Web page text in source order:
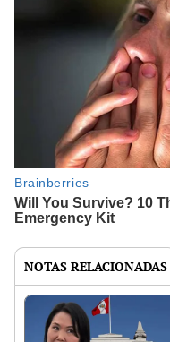
NOTAS RELACIONADAS